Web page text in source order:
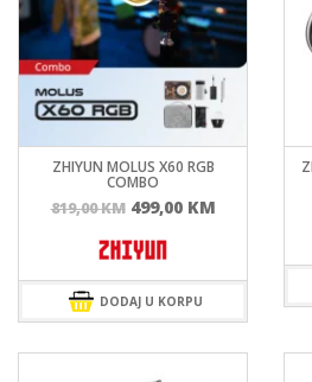
ZHIYUN MOLUS X60 RGB
COMBO
819,00KM Izvorna
bila
je:
819,00 KM.
499,00 KMTrenutna
499,00 KM.
DODAJ U KORPU